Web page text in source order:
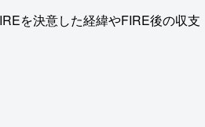
を決意した経緯やFIRE後の収支